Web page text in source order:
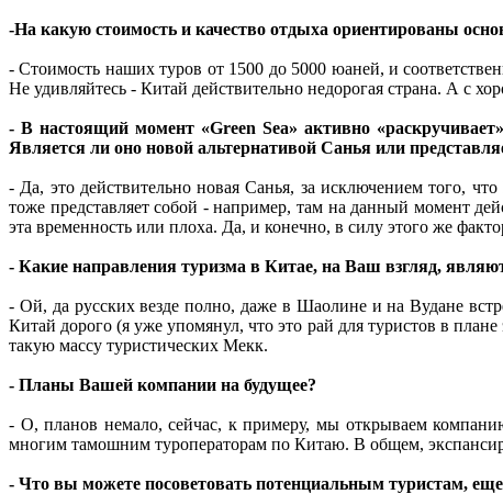
-На какую стоимость и качество отдыха ориентированы
- Стоимость наших туров от 1500 до 5000 юаней, и
Не удивляйтесь - Китай действительно недорогая страна. А с
- В настоящий момент «Green Sea» активно
Является ли оно новой альтернативой Санья или
- Да, это действительно новая Санья, за исключением того,
тоже представляет собой - например, там на данный момент
эта временность или плоха. Да, и конечно, в силу этого же
- Какие направления туризма в Китае, на Ваш взгляд,
- Ой, да русских везде полно, даже в Шаолине и на Вудане
Китай дорого (я уже упомянул, что это рай для туристов в
такую массу туристических Мекк.
- Планы Вашей компании на будущее?
- О, планов немало, сейчас, к примеру, мы открываем
многим тамошним туроператорам по Китаю. В общем,
- Что вы можете посоветовать потенциальным туристам,